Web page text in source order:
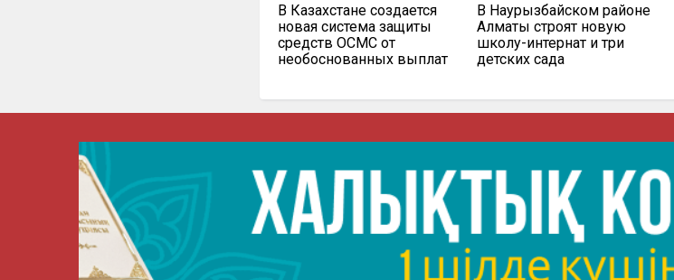
В Казахстане создается
новая система защиты
средств ОСМС от
необоснованных выплат
В Наурызбайском районе
Алматы строят новую
школу-интернат и три
детских сада